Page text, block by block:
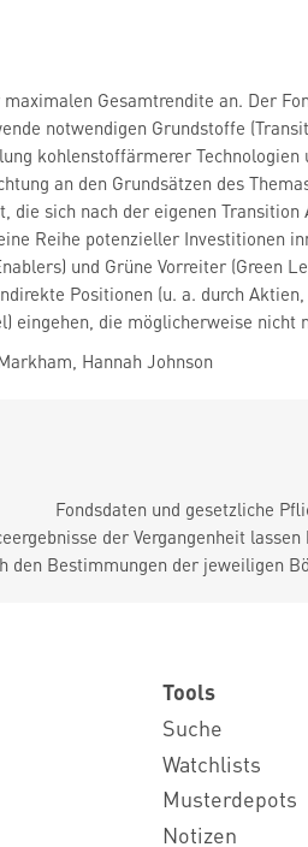
Gesamtrendite an. Der
notwendigen Grundstoffe
kohlenstoffärmerer
an den Grundsätzen des
die sich nach der eigenen
Reihe potenzieller Investitionen
und Grüne Vorreiter
Positionen (u. a. durch
eingehen, die möglicherweise nicht
Hannah Johnson
Fondsdaten und gesetzliche
der Vergangenheit
den Bestimmungen der jeweiligen
Tools
Suche
Watchlists
Musterdepots
Notizen